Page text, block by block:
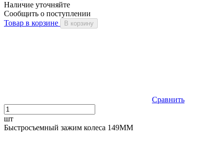
Наличие уточняйте
Сообщить о поступлении
Товар в корзине
В корзину
Сравнить
шт
Быстросъемный зажим колеса 149ММ